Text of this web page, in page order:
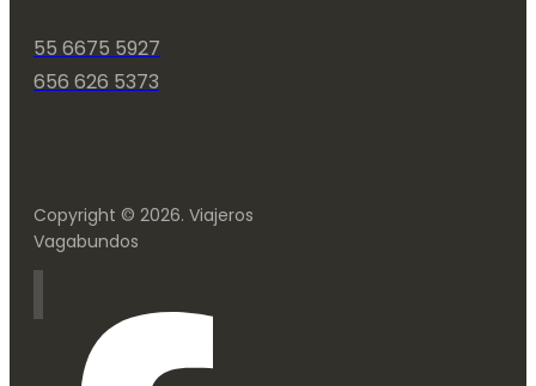
55 6675 5927
656 626 5373
Copyright © 2026. Viajeros
Vagabundos